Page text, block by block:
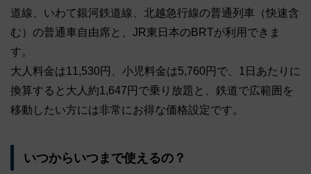
道線、いわて銀河鉄道線、北越急行線の普通列車（快速含
む）の普通車自由席と、JR東日本のBRTが利用できま
す。
大人料金は11,530円、小児料金は5,760円で、1日あたりに
換算すると大人約1,647円で乗り放題と、鉄道で広範囲を
移動したい方には非常にお得な価格設定です。
いつからいつまで使えるの？